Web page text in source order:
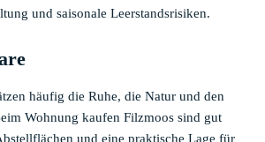
und saisonale Leerstandsrisiken.
häufig die Ruhe, die Natur und den
Wohnung kaufen Filzmoos sind gut
und eine praktische Lage für